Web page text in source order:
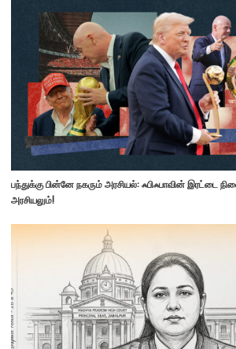
பந்துக்கு பின்னே நகரும் அரசியல்: ஃபிஃபாவின் இரட்டை
அரசியலும்!